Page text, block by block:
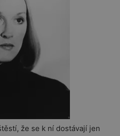
že se k ní dostávají jen